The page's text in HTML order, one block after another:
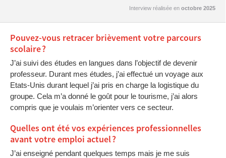
Interview réalisée en octobre 2025
Pouvez-vous retracer brièvement votre parcours
scolaire ?
J’ai suivi des études en langues dans l’objectif de devenir
professeur. Durant mes études, j’ai effectué un voyage aux
Etats-Unis durant lequel j’ai pris en charge la logistique du
groupe. Cela m’a donné le goût pour le tourisme, j’ai alors
compris que je voulais m’orienter vers ce secteur.
Quelles ont été vos expériences professionnelles
avant votre emploi actuel ?
J’ai enseigné pendant quelques temps mais je me suis